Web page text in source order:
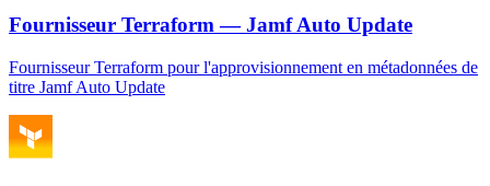
Fournisseur Terraform — Jamf Auto Update
Fournisseur Terraform pour l'approvisionnement en métadonnées de
titre Jamf Auto Update